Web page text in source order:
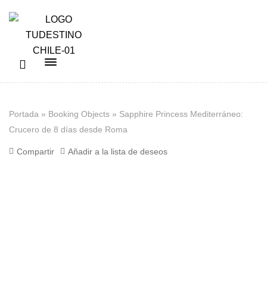
Portada » Booking Objects » Sapphire Princess Mediterráneo:
Crucero de 8 días desde Roma
Compartir Añadir a la lista de deseos